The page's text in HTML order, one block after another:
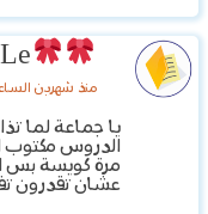
Le
منذ شهرين الساعة
يا جماعة لما
الدروس مكتوب
مرة كويسة بس
عشان تقدرون